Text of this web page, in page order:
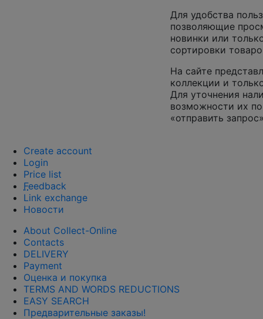
Для удобства
позволяющие
новинки или
сортировки
На сайте
коллекции и
Для уточнения
возможности их
«отправить
Create account
Login
Price list
Feedback
Link exchange
Новости
About Collect-Online
Contacts
DELIVERY
Payment
Оценка и покупка
TERMS AND WORDS REDUCTIONS
EASY SEARCH
Предварительные заказы!